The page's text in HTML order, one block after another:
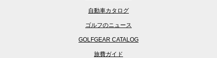
自動車カタログ
ゴルフのニュース
GOLFGEAR CATALOG
旅費ガイド